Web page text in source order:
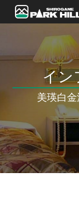
イン
美瑛白金